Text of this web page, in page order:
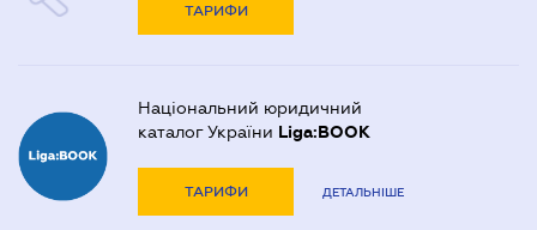
ТАРИФИ
Національний юридичний
каталог України Liga:BOOK
ТАРИФИ ДЕТАЛЬНІШЕ